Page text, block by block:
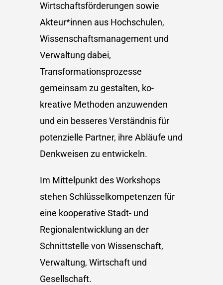
Wirtschaftsförderungen sowie
Akteur*innen aus Hochschulen,
Wissenschaftsmanagement und
Verwaltung dabei,
Transformationsprozesse
gemeinsam zu gestalten, ko-
kreative Methoden anzuwenden
und ein besseres Verständnis für
potenzielle Partner, ihre Abläufe und
Denkweisen zu entwickeln.
Im Mittelpunkt des Workshops
stehen Schlüsselkompetenzen für
eine kooperative Stadt- und
Regionalentwicklung an der
Schnittstelle von Wissenschaft,
Verwaltung, Wirtschaft und
Gesellschaft.